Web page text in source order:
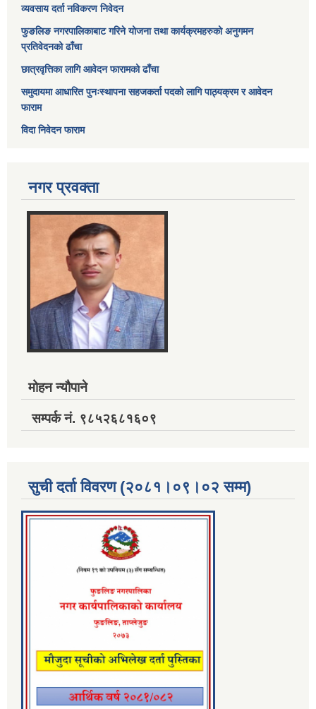
व्यवसाय दर्ता नविकरण निवेदन
फुङलिङ नगरपालिकाबाट गरिने योजना तथा कार्यक्रमहरुको अनुगमन
प्रतिवेदनको ढाँचा
छात्रवृत्तिका लागि आवेदन फारामको ढाँचा
समुदायमा आधारित पुनःस्थापना सहजकर्ता पदको लागि पाठ्यक्रम र आवेदन
फाराम
विदा निवेदन फाराम
नगर प्रवक्ता
मोहन न्यौपाने
सम्पर्क नं. ९८५२६८१६०९
सुची दर्ता विवरण (२०८१।०९।०२ सम्म)